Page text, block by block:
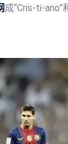
成“Cris-ti-